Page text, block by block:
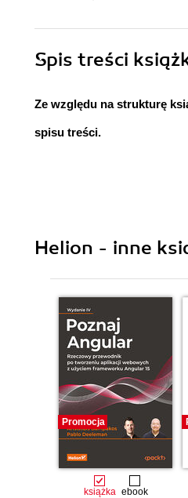
Spis treści
Ze względu na strukturę
spisu treści.
Helion - inne
Promocja
książka ebook